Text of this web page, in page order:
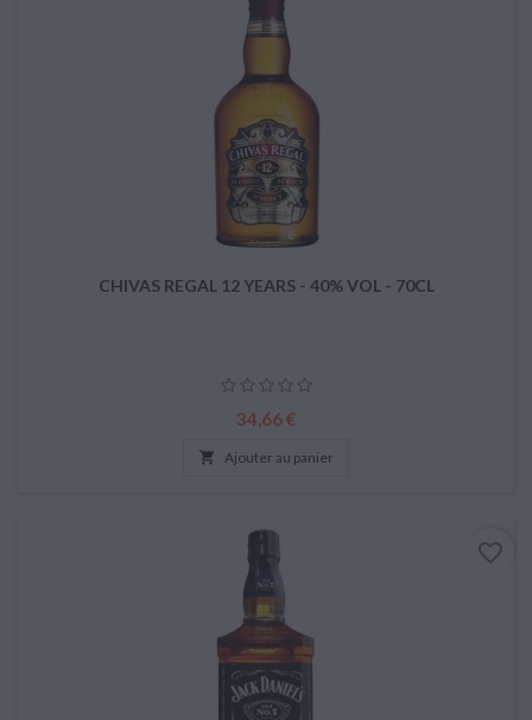
CHIVAS REGAL 12 YEARS - 40% VOL - 70CL
Prix
34,66 €
 Ajouter au panier
favorite_border